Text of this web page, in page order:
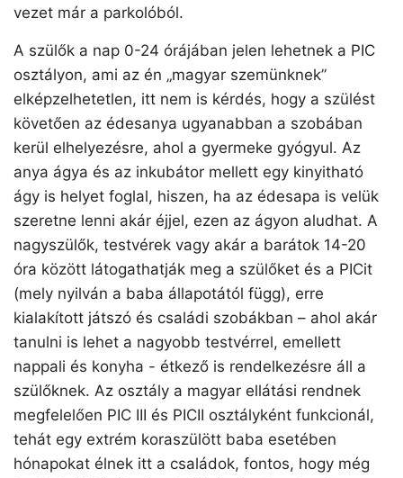
vezet már a parkolóból.
A szülők a nap 0-24 órájában jelen lehetnek a PIC
osztályon, ami az én „magyar szemünknek”
elképzelhetetlen, itt nem is kérdés, hogy a szülést
követően az édesanya ugyanabban a szobában
kerül elhelyezésre, ahol a gyermeke gyógyul. Az
anya ágya és az inkubátor mellett egy kinyitható
ágy is helyet foglal, hiszen, ha az édesapa is velük
szeretne lenni akár éjjel, ezen az ágyon aludhat. A
nagyszülők, testvérek vagy akár a barátok 14-20
óra között látogathatják meg a szülőket és a PICit
(mely nyilván a baba állapotától függ), erre
kialakított játszó és családi szobákban – ahol akár
tanulni is lehet a nagyobb testvérrel, emellett
nappali és konyha - étkező is rendelkezésre áll a
szülőknek. Az osztály a magyar ellátási rendnek
megfelelően PIC III és PICII osztályként funkcionál,
tehát egy extrém koraszülött baba esetében
hónapokat élnek itt a családok, fontos, hogy még